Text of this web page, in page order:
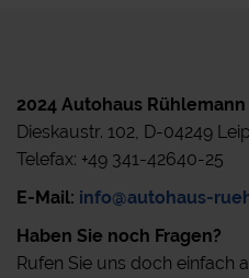
2024 Autohaus Rühlemann
Dieskaustr. 102, D-04249
Telefax: +49 341-42640-25
E-Mail: info@autohaus-
Haben Sie noch Fragen?
Rufen Sie uns doch einfach